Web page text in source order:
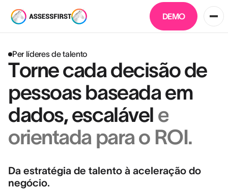
DEMO
Per líderes de talento
Torne cada decisão de
pessoas baseada em
dados, escalável e
orientada para o ROI.
Da estratégia de talento à aceleração do
negócio.